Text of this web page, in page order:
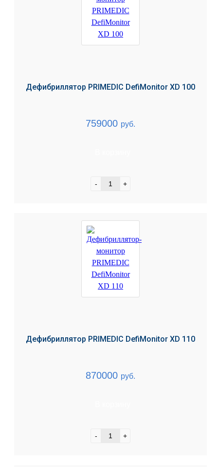
Дефибриллятор PRIMEDIC DefiMonitor XD 100
759000 руб.
- +
Дефибриллятор PRIMEDIC DefiMonitor XD 110
870000 руб.
- +